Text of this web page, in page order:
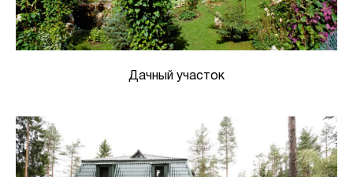
Дачный участок